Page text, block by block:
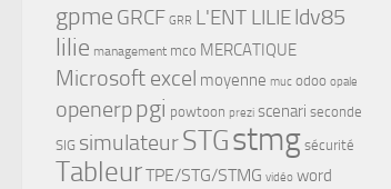
gpme GRCF GRR L'ENT LILIEldv85
lilie management mco MERCATIQUE
Microsoft excel moyenne muc odoo opale
openerppgi powtoon prezi scenari seconde
SIG simulateurSTGstmg sécurité
TableurTPE/STG/STMG vidéo word